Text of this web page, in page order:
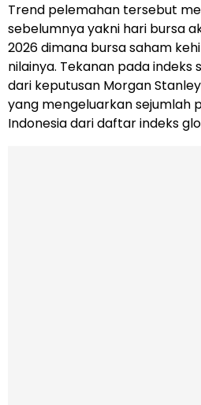
Trend pelemahan tersebut
sebelumnya yakni hari bursa
2026 dimana bursa saham
nilainya. Tekanan pada
dari keputusan Morgan
yang mengeluarkan sejumlah
Indonesia dari daftar indeks